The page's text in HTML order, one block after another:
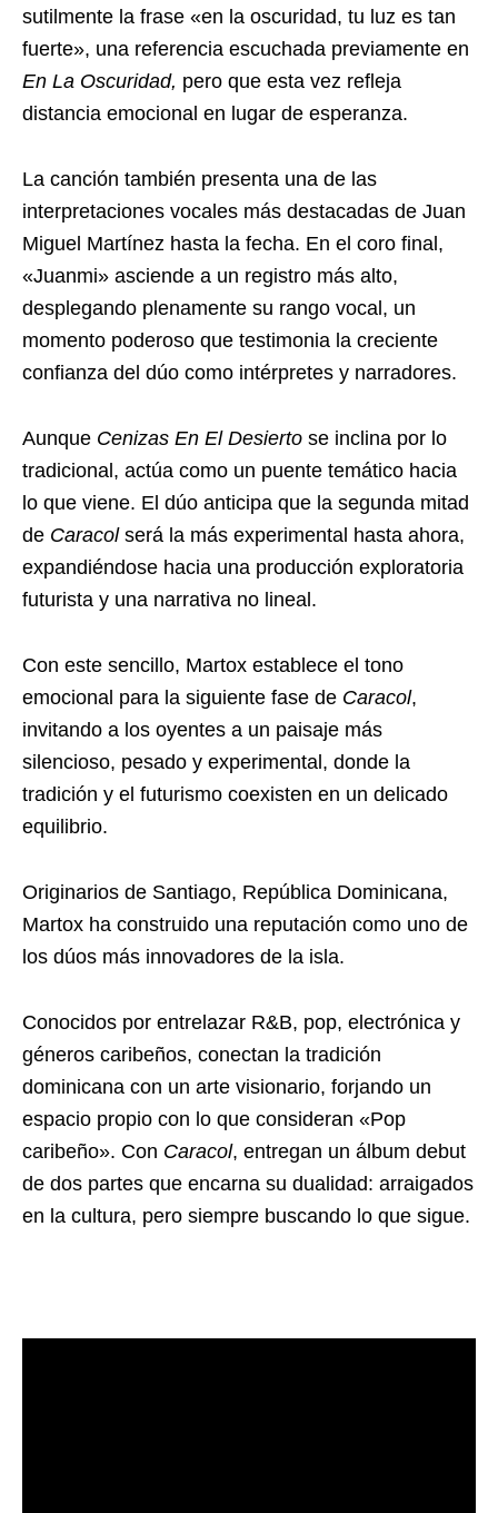
sutilmente la frase «en la oscuridad, tu luz es tan
fuerte», una referencia escuchada previamente en
En La Oscuridad, pero que esta vez refleja
distancia emocional en lugar de esperanza.
La canción también presenta una de las
interpretaciones vocales más destacadas de Juan
Miguel Martínez hasta la fecha. En el coro final,
«Juanmi» asciende a un registro más alto,
desplegando plenamente su rango vocal, un
momento poderoso que testimonia la creciente
confianza del dúo como intérpretes y narradores.
Aunque Cenizas En El Desierto se inclina por lo
tradicional, actúa como un puente temático hacia
lo que viene. El dúo anticipa que la segunda mitad
de Caracol será la más experimental hasta ahora,
expandiéndose hacia una producción exploratoria
futurista y una narrativa no lineal.
Con este sencillo, Martox establece el tono
emocional para la siguiente fase de Caracol,
invitando a los oyentes a un paisaje más
silencioso, pesado y experimental, donde la
tradición y el futurismo coexisten en un delicado
equilibrio.
Originarios de Santiago, República Dominicana,
Martox ha construido una reputación como uno de
los dúos más innovadores de la isla.
Conocidos por entrelazar R&B, pop, electrónica y
géneros caribeños, conectan la tradición
dominicana con un arte visionario, forjando un
espacio propio con lo que consideran «Pop
caribeño». Con Caracol, entregan un álbum debut
de dos partes que encarna su dualidad: arraigados
en la cultura, pero siempre buscando lo que sigue.